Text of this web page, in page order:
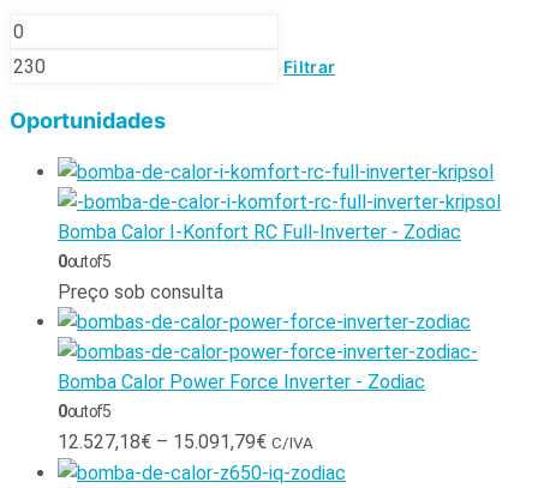
Filtrar
Oportunidades
Bomba Calor I-Konfort RC Full-Inverter - Zodiac
0out of 5
Preço sob consulta
Bomba Calor Power Force Inverter - Zodiac
0out of 5
12.527,18€ – 15.091,79€ C/IVA